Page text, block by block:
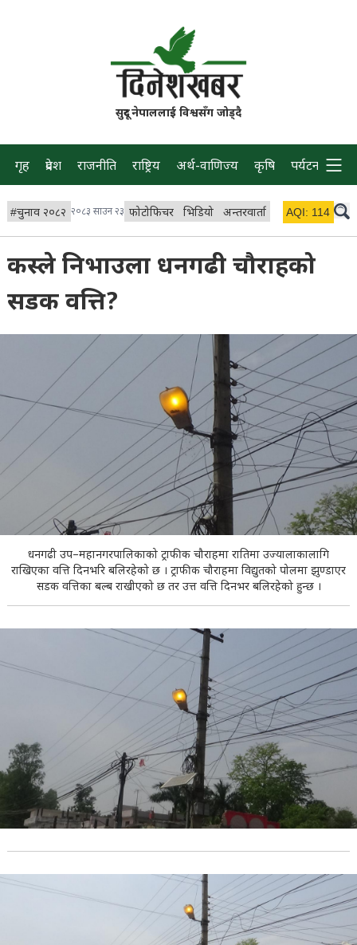
सुदूर नेपाललाई विश्वसँग जोड्दै
गृह प्रदेश राजनीति राष्ट्रिय अर्थ-वाणिज्य कृषि पर्यटन प्रवास
#चुनाव २०८२ २०८३ साउन २३ फोटोफिचर भिडियो अन्तरवार्ता विचार/ब्लग
AQI: 114
कस्ले निभाउला धनगढी चौराहको
सडक वत्ति?
धनगढी उप–महानगरपालिकाको ट्राफीक चौराहमा रातिमा उज्यालाकालागि
राखिएका वत्ति दिनभरि बलिरहेको छ । ट्राफीक चौराहमा विद्युतको पोलमा झुण्डाएर
सडक वत्तिका बल्ब राखीएको छ तर उत्त वत्ति दिनभर बलिरहेको हुन्छ ।